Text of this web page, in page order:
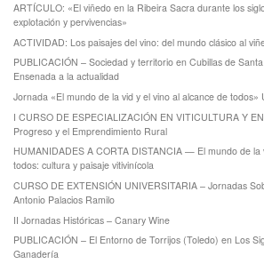
ARTÍCULO: «El viñedo en la Ribeira Sacra durante los
explotación y pervivencias»
ACTIVIDAD: Los paisajes del vino: del mundo clásico al
PUBLICACIÓN – Sociedad y territorio en Cubillas de
Ensenada a la actualidad
Jornada «El mundo de la vid y el vino al alcance de todos»
I CURSO DE ESPECIALIZACIÓN EN VITICULTURA Y
Progreso y el Emprendimiento Rural
HUMANIDADES A CORTA DISTANCIA — El mundo de la
todos: cultura y paisaje vitivinícola
CURSO DE EXTENSIÓN UNIVERSITARIA – Jornadas
Antonio Palacios Ramilo
II Jornadas Históricas – Canary Wine
PUBLICACIÓN – El Entorno de Torrijos (Toledo) en Los
Ganadería